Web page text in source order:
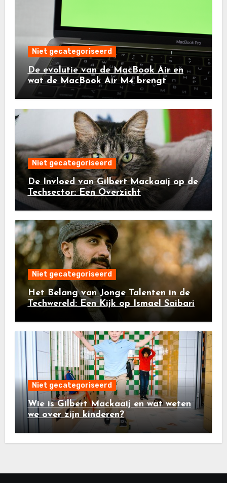
Niet gecategoriseerd
De evolutie van de MacBook Air en
wat de MacBook Air M4 brengt
Niet gecategoriseerd
De Invloed van Gilbert Mackaaij op de
Techsector: Een Overzicht
Niet gecategoriseerd
Het Belang van Jonge Talenten in de
Techwereld: Een Kijk op Ismael Saibari
Niet gecategoriseerd
Wie is Gilbert Mackaaij en wat weten
we over zijn kinderen?